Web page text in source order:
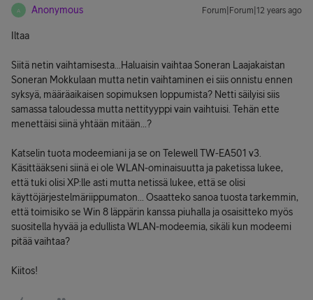
A Anonymous Forum|Forum|12 years ago
Iltaa
Siitä netin vaihtamisesta...Haluaisin vaihtaa Soneran Laajakaistan
Soneran Mokkulaan mutta netin vaihtaminen ei siis onnistu ennen
syksyä, määräaikaisen sopimuksen loppumista? Netti säilyisi siis
samassa taloudessa mutta nettityyppi vain vaihtuisi. Tehän ette
menettäisi siinä yhtään mitään...?
Katselin tuota modeemiani ja se on Telewell TW-EA501 v3.
Käsittääkseni siinä ei ole WLAN-ominaisuutta ja paketissa lukee,
että tuki olisi XP:lle asti mutta netissä lukee, että se olisi
käyttöjärjestelmäriippumaton... Osaatteko sanoa tuosta tarkemmin,
että toimisiko se Win 8 läppärin kanssa piuhalla ja osaisitteko myös
suositella hyvää ja edullista WLAN-modeemia, sikäli kun modeemi
pitää vaihtaa?
Kiitos!